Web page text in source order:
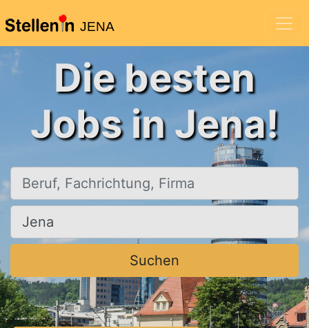
JENA
Die besten
Jobs in Jena!
Beruf, Fachrichtung, Firma
Ort, Stadt
Suchen